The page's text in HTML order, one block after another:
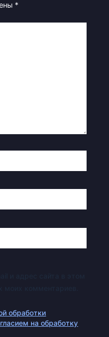
*
обработки
на обработку